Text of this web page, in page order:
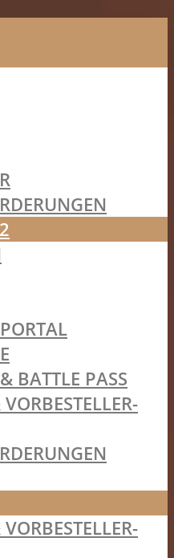
BATTLE PASS